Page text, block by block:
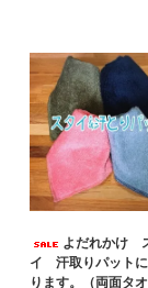
よだれかけ
イ 汗取りパット
ります。（両面タ